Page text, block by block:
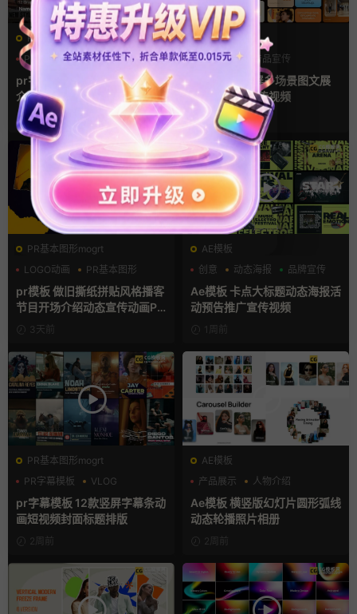
PR基本图形mogrt
PR基本图形
PR字幕模板
人物介绍
pr字幕模板 9组胶带贴纸人物
介绍角标动画PR模版
10小时前
AE模板
产品介绍
产品宣传
产品展示
AE模板 横竖屏多场景图文展
示排版产品宣传视频
2天前
PR基本图形mogrt
LOGO动画
PR基本图形
复古风
pr模板 做旧撕纸拼贴风格播客
节目开场介绍动态宣传动画PR
模版3天前
AE模板
创意
动态海报 品牌宣传
Ae模板 卡点大标题动态海报活
动预告推广宣传视频
1周前
PR基本图形mogrt
PR字幕模板
VLOG
人物介绍
pr字幕模板 12款竖屏字幕条动
画短视频封面标题排版
2周前
AE模板
产品展示
人物介绍
团队介绍
Ae模板 横竖版幻灯片圆形弧线
动态轮播照片相册
2周前